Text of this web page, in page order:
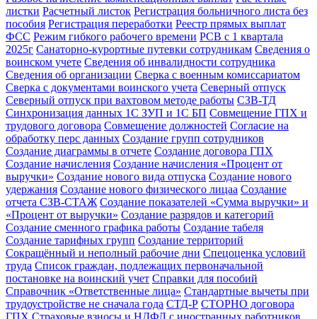
листки Расчетный листок Регистрация больничного листа без
пособия Регистрация переработки Реестр прямых выплат
ФСС Режим гибкого рабочего времени РСВ с 1 квартала
2025г Санаторно-курортные путевки сотрудникам Сведения о
воинском учете Сведения об инвалидности сотрудника
Сведения об организации Сверка с военным комиссариатом
Сверка с документами воинского учета Северный отпуск
Северный отпуск при вахтовом методе работы СЗВ-ТД
Синхронизация данных 1С ЗУП и 1С БП Совмещение ГПХ и
трудового договора Совмещение должностей Согласие на
обработку перс данных Создание групп сотрудников
Создание диаграммы в отчете Создание договора ГПХ
Создание начисления Создание начисления «Процент от
выручки» Создание нового вида отпуска Создание нового
удержания Создание нового физического лицаа Создание
отчета СЗВ-СТАЖ Создание показателей «Сумма выручки» и
«Процент от выручки» Создание разрядов и категорий
Создание сменного графика работы Создание табеля
Создание тарифных групп Создание территорий
Сокращённый и неполный рабочие дни Спецоценка условий
труда Список граждан, подлежащих первоначальной
постановке на воинский учет Справки для пособий
Справочник «Ответственные лица» Стандартные вычеты при
трудоустройстве не сначала года СТД-Р СТОРНО договора
ГПХ Страховые взносы и НДФЛ с иностранных работников